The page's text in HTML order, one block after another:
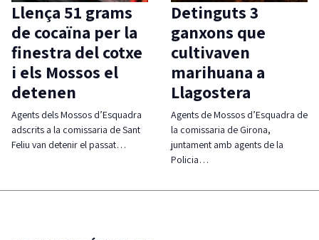
Llença 51 grams
de cocaïna per la
finestra del cotxe
i els Mossos el
detenen
Agents dels Mossos d’Esquadra
adscrits a la comissaria de Sant
Feliu van detenir el passat…
Detinguts 3
ganxons que
cultivaven
marihuana a
Llagostera
Agents de Mossos d’Esquadra de
la comissaria de Girona,
juntament amb agents de la
Policia…